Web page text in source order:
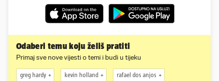
Odaberi temu koju želiš pratiti
Primaj sve nove vijesti o temi i budi u tijeku
greg hardy kevin holland rafael dos anjos